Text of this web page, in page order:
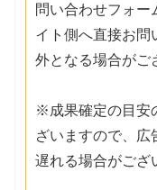
問い合わせフォー
イト側へ直接お問
外となる場合がご
※成果確定の目安
ざいますので、広
遅れる場合がござ